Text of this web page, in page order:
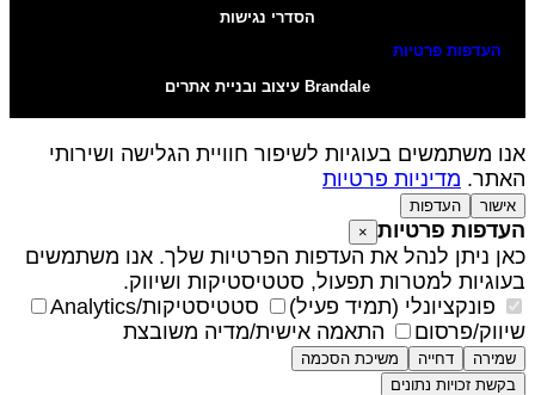
הסדרי נגישות
העדפות פרטיות
Brandale עיצוב ובניית אתרים
משתמשים בעוגיות לשיפור חוויית הגלישה ושירותי
מדיניות פרטיות
אישור העדפות
פרטיות ×
ניתן לנהל את העדפות הפרטיות שלך. אנו משתמשים
למטרות תפעול, סטטיסטיקות ושיווק.
פונקציונלי (תמיד פעיל)
סטטיסטיקות/Analytics
פרסום
התאמה אישית/מדיה משובצת
שמירה דחייה
משיכת הסכמה
בקשת זכויות נתונים